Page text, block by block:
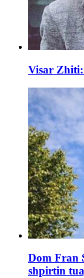
Visar Zhiti:
Dom Fran
shpirtin